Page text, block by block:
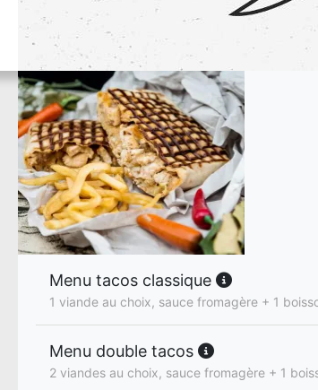
Menu tacos classique
1 viande au choix, sauce fromagère + 1
Menu double tacos
2 viandes au choix, sauce fromagère + 1